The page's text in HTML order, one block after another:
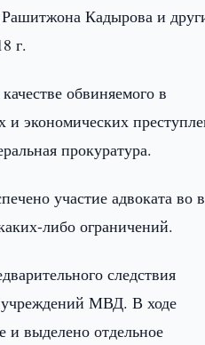
Рашитжона Кадырова и
г.
обвиняемого в
и экономических
прокуратура.
участие адвоката во
либо ограничений.
следствия
учреждений МВД. В ходе
и выделено отдельное